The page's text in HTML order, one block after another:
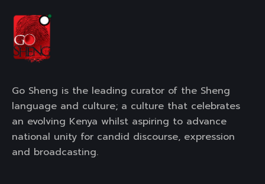
Go Sheng is the leading curator of the Sheng
language and culture; a culture that celebrates
an evolving Kenya whilst aspiring to advance
national unity for candid discourse, expression
and broadcasting.